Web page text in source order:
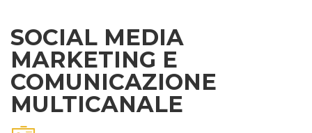
SOCIAL MEDIA
MARKETING E
COMUNICAZIONE
MULTICANALE